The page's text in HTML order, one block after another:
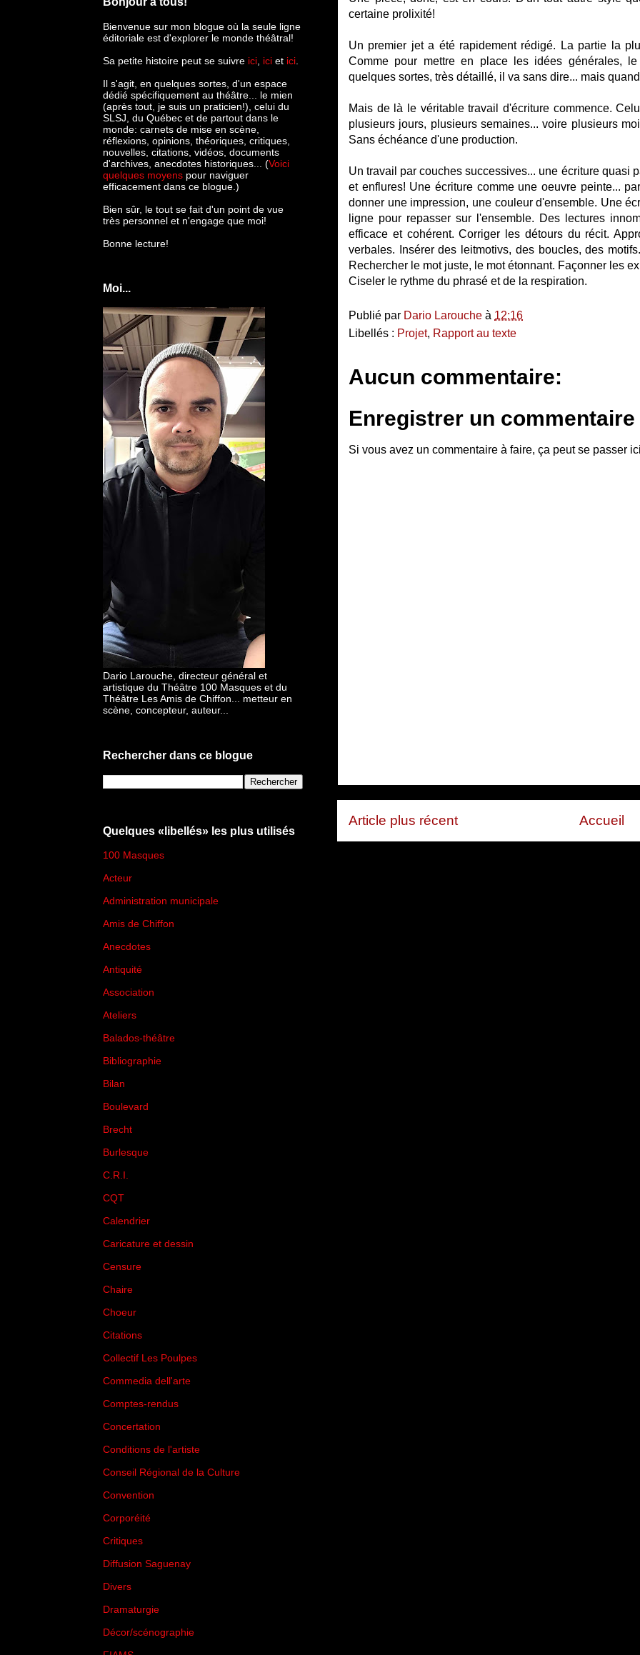
certaine prolixité!
Un premier jet a été rapidement rédigé. La partie la
Comme pour mettre en place les idées générales,
quelques sortes, très détaillé, il va sans dire... mais
Mais de là le véritable travail d'écriture commence.
plusieurs jours, plusieurs semaines... voire plusieurs
Sans échéance d'une production.
Un travail par couches successives... une écriture quasi
et enflures! Une écriture comme une oeuvre peinte...
donner une impression, une couleur d'ensemble. Une
ligne pour repasser sur l'ensemble. Des lectures
efficace et cohérent. Corriger les détours du récit.
verbales. Insérer des leitmotivs, des boucles, des
Rechercher le mot juste, le mot étonnant. Façonner les
Ciseler le rythme du phrasé et de la respiration.
Publié par Dario Larouche à 12:16
Libellés : Projet, Rapport au texte
Aucun commentaire:
Enregistrer un commentaire
Si vous avez un commentaire à faire, ça peut se passer
Article plus récent Accueil
Bienvenue sur mon blogue où la seule ligne
éditoriale est d'explorer le monde théâtral!
Sa petite histoire peut se suivre ici ici et ici
Il s'agit, en quelques sortes, d'un espace
dédié spécifiquement au théâtre... le mien
(après tout, je suis un praticien!), celui du
SLSJ, du Québec et de partout dans le
monde: carnets de mise en scène,
réflexions, opinions, théoriques, critiques,
nouvelles, citations, vidéos, documents
d'archives, anecdotes historiques... (Voici
quelques moyens pour naviguer
efficacement dans ce blogue.)
Bien sûr, le tout se fait d'un point de vue
très personnel et n'engage que moi!
Bonne lecture!
Moi...
Dario Larouche, directeur général et
artistique du Théâtre 100 Masques et du
Théâtre Les Amis de Chiffon... metteur en
scène, concepteur, auteur...
Rechercher dans ce blogue
Quelques «libellés» les plus utilisés
100 Masques
Acteur
Administration municipale
Amis de Chiffon
Anecdotes
Antiquité
Association
Ateliers
Balados-théâtre
Bibliographie
Bilan
Boulevard
Brecht
Burlesque
C.R.I.
CQT
Calendrier
Caricature et dessin
Censure
Chaire
Choeur
Citations
Collectif Les Poulpes
Commedia dell'arte
Comptes-rendus
Concertation
Conditions de l'artiste
Conseil Régional de la Culture
Convention
Corporéité
Critiques
Diffusion Saguenay
Divers
Dramaturgie
Décor/scénographie